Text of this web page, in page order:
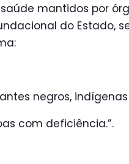
mantidos por
do Estado,
negros,
com deficiência.”.